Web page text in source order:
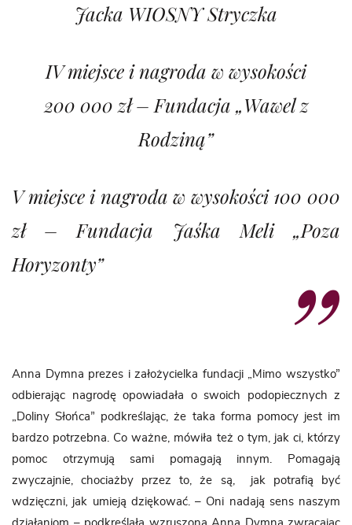
Jacka WIOSNY Stryczka
IV miejsce i nagroda w wysokości
200 000 zł – Fundacja „Wawel z
Rodziną”
V miejsce i nagroda w wysokości 100 000
zł – Fundacja Jaśka Meli „Poza
Horyzonty”
Anna Dymna prezes i założycielka fundacji „Mimo wszystko”
odbierając nagrodę opowiadała o swoich podopiecznych z
„Doliny Słońca” podkreślając, że taka forma pomocy jest im
bardzo potrzebna. Co ważne, mówiła też o tym, jak ci, którzy
pomoc otrzymują sami pomagają innym. Pomagają
zwyczajnie, chociażby przez to, że są, jak potrafią być
wdzięczni, jak umieją dziękować. – Oni nadają sens naszym